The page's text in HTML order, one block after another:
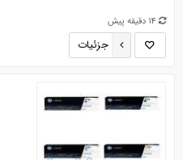
14 دقیقه پیش
جزئیات